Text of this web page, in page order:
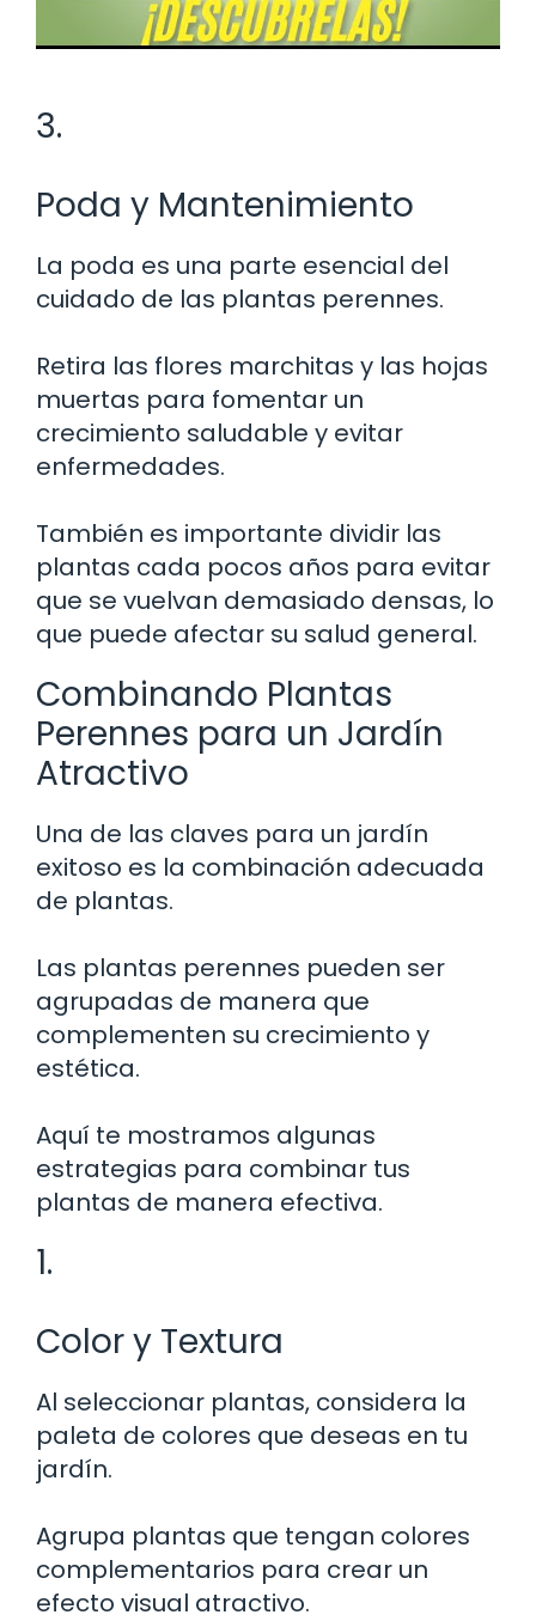
3.
Poda y Mantenimiento
La poda es una parte esencial del
cuidado de las plantas perennes.
Retira las flores marchitas y las hojas
muertas para fomentar un
crecimiento saludable y evitar
enfermedades.
También es importante dividir las
plantas cada pocos años para evitar
que se vuelvan demasiado densas, lo
que puede afectar su salud general.
Combinando Plantas
Perennes para un Jardín
Atractivo
Una de las claves para un jardín
exitoso es la combinación adecuada
de plantas.
Las plantas perennes pueden ser
agrupadas de manera que
complementen su crecimiento y
estética.
Aquí te mostramos algunas
estrategias para combinar tus
plantas de manera efectiva.
1.
Color y Textura
Al seleccionar plantas, considera la
paleta de colores que deseas en tu
jardín.
Agrupa plantas que tengan colores
complementarios para crear un
efecto visual atractivo.